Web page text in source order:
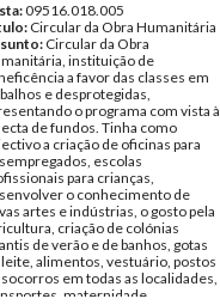
09516.018.005
Circular da Obra Humanitária
Circular da Obra
instituição de
a favor das classes em
e desprotegidas,
o programa com vista à
de fundos. Tinha como
a criação de oficinas para
escolas
para crianças,
o conhecimento de
artes e indústrias, o gosto pela
criação de colónias
de verão e de banhos, gotas
leite, alimentos, vestuário, postos
socorros em todas as localidades,
maternidade,